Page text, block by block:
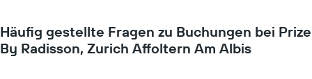
die
den
durchschnittlichen
Häufig gestellte Fragen zu Buchungen bei Prize
By Radisson, Zurich Affoltern Am Albis